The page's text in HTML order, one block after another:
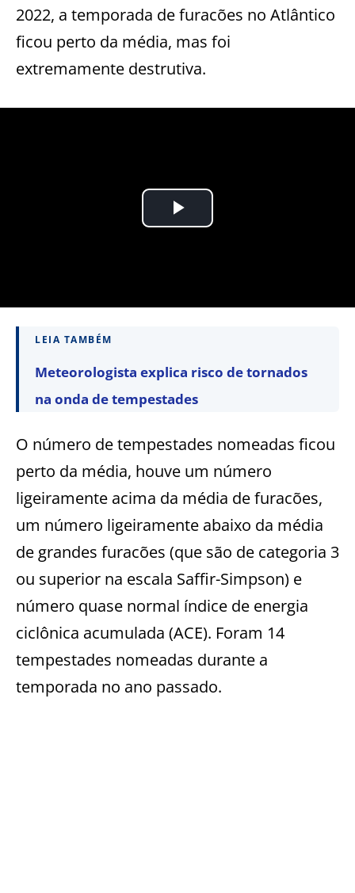
2022, a temporada de furacões no Atlântico
ficou perto da média, mas foi
extremamente destrutiva.
LEIA TAMBÉM
Meteorologista explica risco de tornados
na onda de tempestades
O número de tempestades nomeadas ficou
perto da média, houve um número
ligeiramente acima da média de furacões,
um número ligeiramente abaixo da média
de grandes furacões (que são de categoria 3
ou superior na escala Saffir-Simpson) e
número quase normal índice de energia
ciclônica acumulada (ACE). Foram 14
tempestades nomeadas durante a
temporada no ano passado.